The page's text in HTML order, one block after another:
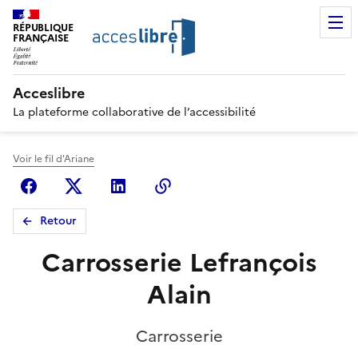
RÉPUBLIQUE
FRANÇAISE
Acceslibre
La plateforme collaborative de l’accessibilité
Voir le fil d'Ariane
FacebookX (anciennement Twitter)
Linkedin
Retour
Carrosserie Lefrançois
Alain
Carrosserie